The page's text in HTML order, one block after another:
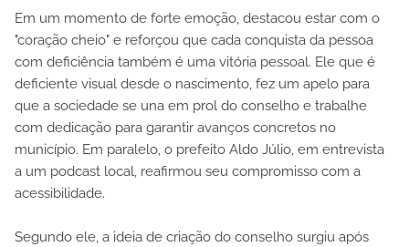
Em um momento de forte emoção, destacou estar com o
"coração cheio" e reforçou que cada conquista da pessoa
com deficiência também é uma vitória pessoal. Ele que é
deficiente visual desde o nascimento, fez um apelo para
que a sociedade se una em prol do conselho e trabalhe
com dedicação para garantir avanços concretos no
município. Em paralelo, o prefeito Aldo Júlio, em entrevista
a um podcast local, reafirmou seu compromisso com a
acessibilidade.
Segundo ele, a ideia de criação do conselho surgiu após